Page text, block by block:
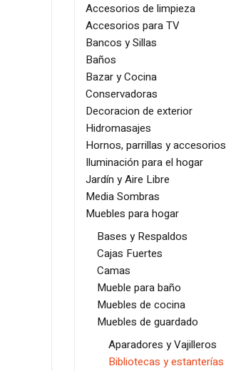
Accesorios de limpieza
Accesorios para TV
Bancos y Sillas
Baños
Bazar y Cocina
Conservadoras
Decoracion de exterior
Hidromasajes
Hornos, parrillas y accesorios
Iluminación para el hogar
Jardín y Aire Libre
Media Sombras
Muebles para hogar
Bases y Respaldos
Cajas Fuertes
Camas
Mueble para baño
Muebles de cocina
Muebles de guardado
Aparadores y Vajilleros
Bibliotecas y estanterías